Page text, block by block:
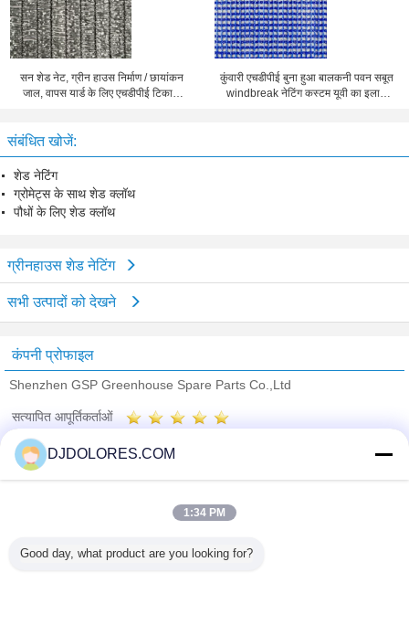
सन शेड नेट, ग्रीन हाउस निर्माण / छायांकन
जाल, वापस यार्ड के लिए एचडीपीई टिकाऊ
कुंवारी एचडीपीई बुना हुआ बालकनी पवन सबूत
windbreak नेटिंग कस्टम यूवी का इलाज
संबंधित खोजें:
शेड नेटिंग
ग्रोमेट्स के साथ शेड क्लॉथ
पौधों के लिए शेड क्लॉथ
ग्रीनहाउस शेड नेटिंग
सभी उत्पादों को देखने
कंपनी प्रोफाइल
Shenzhen GSP Greenhouse Spare Parts Co.,Ltd
सत्यापित आपूर्तिकर्ताओं
Trust Seal
सभी उत्पाद
DJDOLORES.COM
1:34 PM
Good day, what product are you looking for?